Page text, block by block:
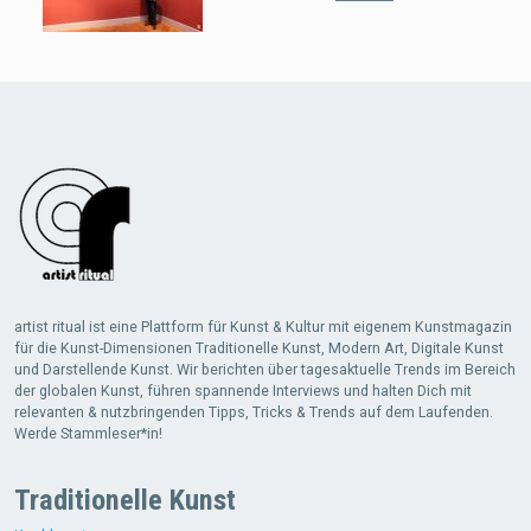
artist ritual ist eine Plattform für Kunst & Kultur mit eigenem Kunstmagazin
für die Kunst-Dimensionen Traditionelle Kunst, Modern Art, Digitale Kunst
und Darstellende Kunst. Wir berichten über tagesaktuelle Trends im Bereich
der globalen Kunst, führen spannende Interviews und halten Dich mit
relevanten & nutzbringenden Tipps, Tricks & Trends auf dem Laufenden.
Werde Stammleser*in!
Traditionelle Kunst